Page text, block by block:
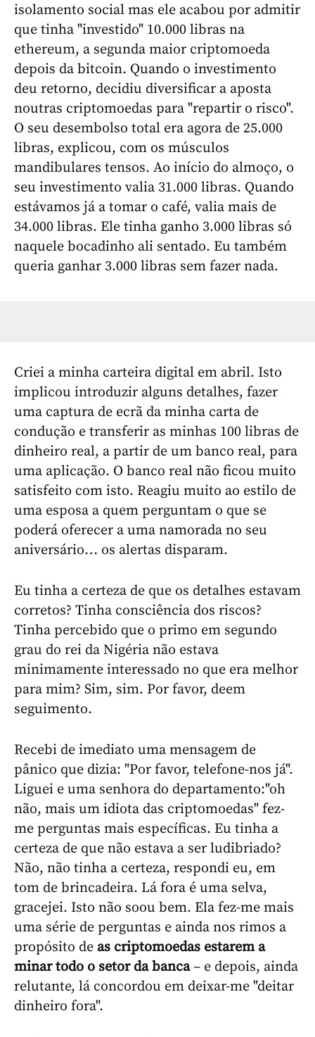
isolamento social mas ele acabou por admitir
que tinha "investido" 10.000 libras na
ethereum, a segunda maior criptomoeda
depois da bitcoin. Quando o investimento
deu retorno, decidiu diversificar a aposta
noutras criptomoedas para "repartir o risco".
O seu desembolso total era agora de 25.000
libras, explicou, com os músculos
mandibulares tensos. Ao início do almoço, o
seu investimento valia 31.000 libras. Quando
estávamos já a tomar o café, valia mais de
34.000 libras. Ele tinha ganho 3.000 libras só
naquele bocadinho ali sentado. Eu também
queria ganhar 3.000 libras sem fazer nada.
Criei a minha carteira digital em abril. Isto
implicou introduzir alguns detalhes, fazer
uma captura de ecrã da minha carta de
condução e transferir as minhas 100 libras de
dinheiro real, a partir de um banco real, para
uma aplicação. O banco real não ficou muito
satisfeito com isto. Reagiu muito ao estilo de
uma esposa a quem perguntam o que se
poderá oferecer a uma namorada no seu
aniversário… os alertas disparam.
Eu tinha a certeza de que os detalhes estavam
corretos? Tinha consciência dos riscos?
Tinha percebido que o primo em segundo
grau do rei da Nigéria não estava
minimamente interessado no que era melhor
para mim? Sim, sim. Por favor, deem
seguimento.
Recebi de imediato uma mensagem de
pânico que dizia: "Por favor, telefone-nos já".
Liguei e uma senhora do departamento:"oh
não, mais um idiota das criptomoedas" fez-
me perguntas mais específicas. Eu tinha a
certeza de que não estava a ser ludibriado?
Não, não tinha a certeza, respondi eu, em
tom de brincadeira. Lá fora é uma selva,
gracejei. Isto não soou bem. Ela fez-me mais
uma série de perguntas e ainda nos rimos a
propósito de as criptomoedas estarem a
minar todo o setor da banca– e depois, ainda
relutante, lá concordou em deixar-me "deitar
dinheiro fora".